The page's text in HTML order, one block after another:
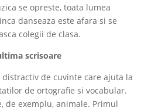
se opreste, toata lumea
danseaza este afara si se
colegii de clasa.
scrisoare
distractiv de cuvinte care ajuta la
de ortografie si vocabular.
de exemplu, animale. Primul